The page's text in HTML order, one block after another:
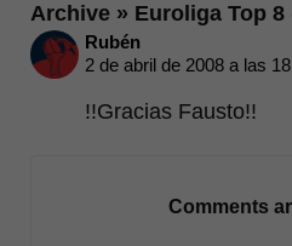
Archive » Euroliga Top 8
Rubén
2 de abril de 2008 a las
!!Gracias Fausto!!
Comments